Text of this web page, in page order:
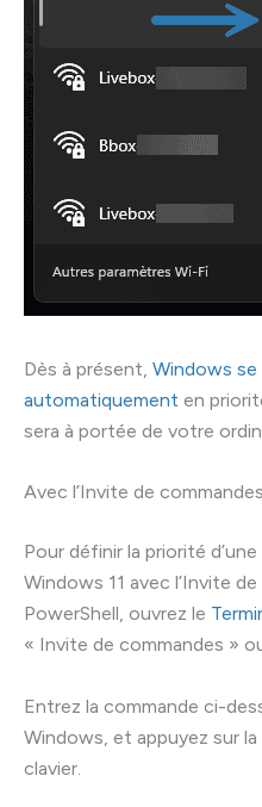
Dès à présent, Windows
automatiquement en
sera à portée de votre
Avec l’Invite de
Pour définir la priorité
Windows 11 avec l’Invite
PowerShell, ouvrez le
« Invite de commandes »
Entrez la commande ci-
Windows, et appuyez sur
clavier.